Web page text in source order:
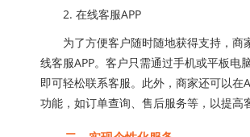
2. 在线客服APP
为了方便客户随时随地获得支持，商
线客服APP。客户只需通过手机或平板电
即可轻松联系客服。此外，商家还可以在
功能，如订单查询、售后服务等，以提高